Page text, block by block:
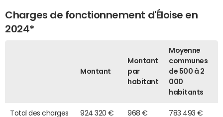
Charges de fonctionnement d'Éloise en
2024*
Montant
Montant
par
habitant
Moyenne
communes
de 500 à 2
000
habitants
Total des charges
924 320 € 968 € 783 493 €